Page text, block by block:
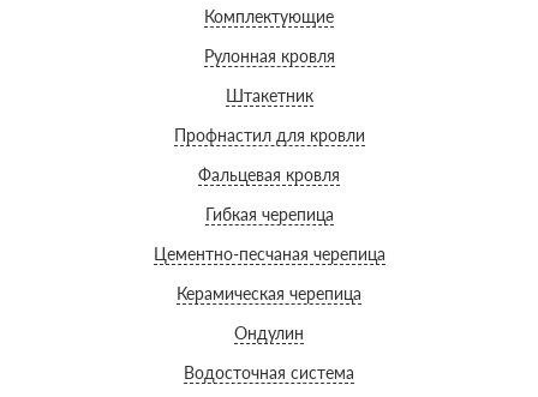
Комплектующие
Рулонная кровля
Штакетник
Профнастил для кровли
Фальцевая кровля
Гибкая черепица
Цементно-песчаная черепица
Керамическая черепица
Ондулин
Водосточная система